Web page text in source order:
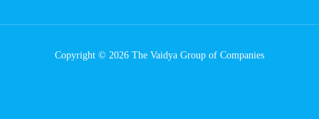
Copyright © 2026 The Vaidya Group of Companies